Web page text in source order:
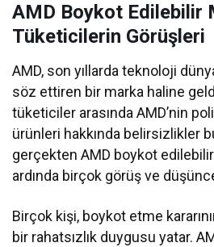
AMD Boykot Edilebilir
Tüketicilerin Görüşleri
AMD, son yıllarda teknoloji
söz ettiren bir marka haline
tüketiciler arasında AMD’nin
ürünleri hakkında belirsizlikler
gerçekten AMD boykot
ardında birçok görüş ve
Birçok kişi, boykot etme
bir rahatsızlık duygusu yatar.